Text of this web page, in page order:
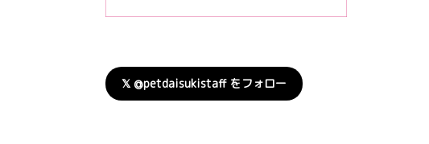
𝕏 @petdaisukistaff をフォロー